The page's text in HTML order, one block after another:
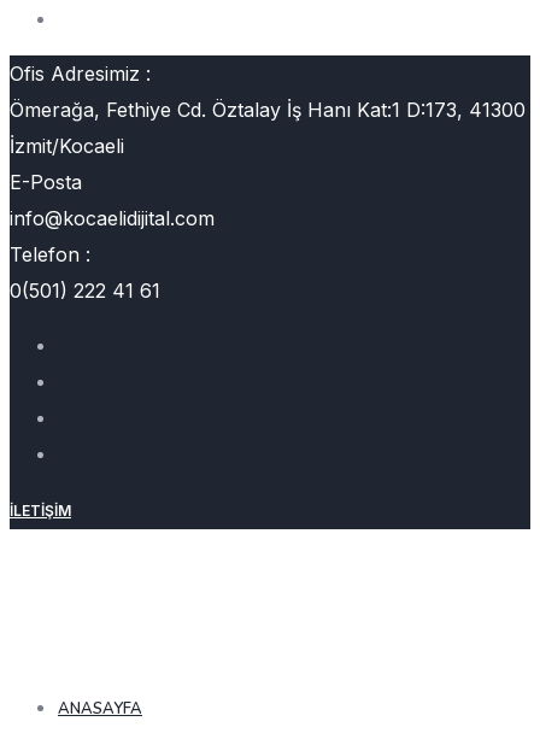
Ofis Adresimiz :
Ömerağa, Fethiye Cd. Öztalay İş Hanı Kat:1 D:173, 41300
İzmit/Kocaeli
E-Posta
info@kocaelidijital.com
Telefon :
0(501) 222 41 61
İLETIŞIM
ANASAYFA